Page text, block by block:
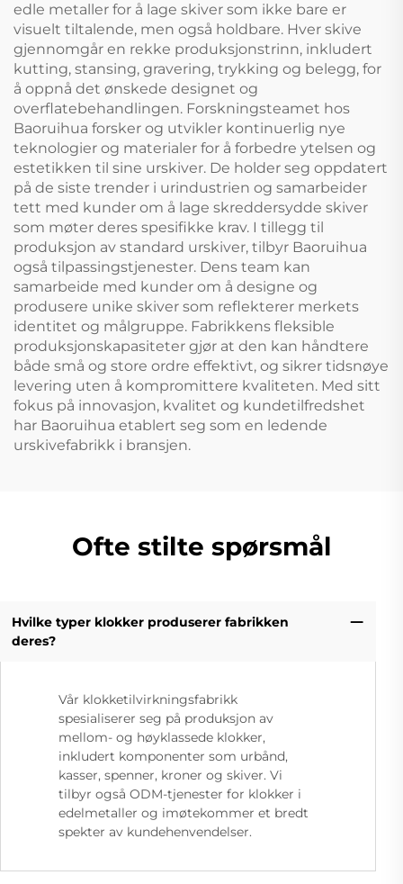
edle metaller for å lage skiver som ikke bare er
visuelt tiltalende, men også holdbare. Hver skive
gjennomgår en rekke produksjonstrinn, inkludert
kutting, stansing, gravering, trykking og belegg, for
å oppnå det ønskede designet og
overflatebehandlingen. Forskningsteamet hos
Baoruihua forsker og utvikler kontinuerlig nye
teknologier og materialer for å forbedre ytelsen og
estetikken til sine urskiver. De holder seg oppdatert
på de siste trender i urindustrien og samarbeider
tett med kunder om å lage skreddersydde skiver
som møter deres spesifikke krav. I tillegg til
produksjon av standard urskiver, tilbyr Baoruihua
også tilpassingstjenester. Dens team kan
samarbeide med kunder om å designe og
produsere unike skiver som reflekterer merkets
identitet og målgruppe. Fabrikkens fleksible
produksjonskapasiteter gjør at den kan håndtere
både små og store ordre effektivt, og sikrer tidsnøye
levering uten å kompromittere kvaliteten. Med sitt
fokus på innovasjon, kvalitet og kundetilfredshet
har Baoruihua etablert seg som en ledende
urskivefabrikk i bransjen.
Ofte stilte spørsmål
Hvilke typer klokker produserer fabrikken
deres?
Vår klokketilvirkningsfabrikk
spesialiserer seg på produksjon av
mellom- og høyklassede klokker,
inkludert komponenter som urbånd,
kasser, spenner, kroner og skiver. Vi
tilbyr også ODM-tjenester for klokker i
edelmetaller og imøtekommer et bredt
spekter av kundehenvendelser.